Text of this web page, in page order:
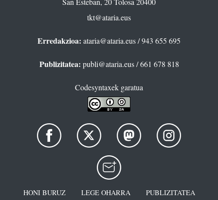
tkt@ataria.eus
Erredakzioa: ataria@ataria.eus/ 943 655 695
Publizitatea: publi@ataria.eus/ 661 678 818
Codesyntaxek garatua
HONI BURUZ LEGE OHARRA
PUBLIZITATEA